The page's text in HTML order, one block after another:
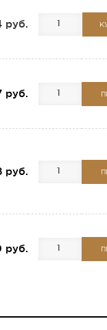
руб.
руб.
руб.
руб.